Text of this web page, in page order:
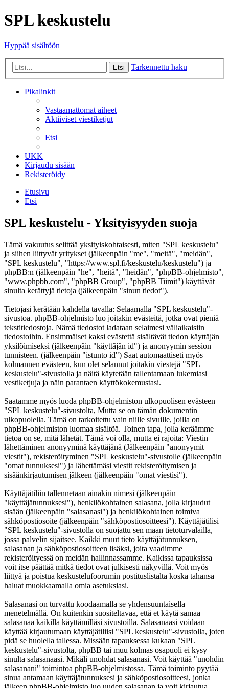
SPL keskustelu
Hyppää sisältöön
Etsi Tarkennettu haku
Pikalinkit
Vastaamattomat aiheet
Aktiiviset viestiketjut
Etsi
UKK
Kirjaudu sisään
Rekisteröidy
Etusivu
Etsi
SPL keskustelu - Yksityisyyden suoja
Tämä vakuutus selittää yksityiskohtaisesti, miten "SPL keskustelu"
ja siihen liittyvät yritykset (jälkeenpäin "me", "meitä", "meidän",
"SPL keskustelu", "https://www.spl.fi/keskustelu/keskustelu") ja
phpBB:n (jälkeenpäin "he", "heitä", "heidän", "phpBB-ohjelmisto",
"www.phpbb.com", "phpBB Group", "phpBB Tiimit") käyttävät
sinulta kerättyjä tietoja (jälkeenpäin "sinun tiedot").
Tietojasi kerätään kahdella tavalla: Selaamalla "SPL keskustelu"-
sivustoa. phpBB-ohjelmisto luo joitakin evästeitä, jotka ovat pieniä
tekstitiedostoja. Nämä tiedostot ladataan selaimesi väliaikaisiin
tiedostoihin. Ensimmäiset kaksi evästettä sisältävät tiedon käyttäjän
yksilöimiseksi (jälkeenpäin "käyttäjän id") ja anonyymin session
tunnisteen. (jälkeenpäin "istunto id") Saat automaattiseti myös
kolmannen evästeen, kun olet selannut joitakin viestejä "SPL
keskustelu"-sivustolla ja näitä käytetään tallentamaan lukemiasi
vestiketjuja ja näin parantaen käyttökokemustasi.
Saatamme myös luoda phpBB-ohjelmiston ulkopuolisen evästeen
"SPL keskustelu"-sivustolta, Mutta se on tämän dokumentin
ulkopuolella. Tämä on tarkoitettu vain niille sivuille, joilla on
phpBB-ohjelmiston luomaa sisältöä. Toinen tapa, jolla keräämme
tietoa on se, mitä lähetät. Tämä voi olla, mutta ei rajoita: Viestin
lähettäminen anonyyminä käyttäjänä (Jälkeenpäin "anonyymit
viestit"), rekisteröityminen "SPL keskustelu"-sivustolle (jälkeenpäin
"omat tunnuksesi") ja lähettämäsi viestit rekisteröitymisen ja
sisäänkirjautumisen jälkeen (jälkeenpäin "omat viestisi").
Käyttäjätiliin tallennetaan ainakin nimesi (jälkeenpäin
"käyttäjätunnuksesi"), henkilökohtainen salasana, jolla kirjaudut
sisään (jälkeenpäin "salasanasi") ja henkilökohtainen toimiva
sähköpostiosoite (jälkeenpäin "sähköpostiosoitteesi"). Käyttäjätilisi
"SPL keskustelu"-sivustolla on suojattu sen maan tietoturvalailla,
jossa palvelin sijaitsee. Kaikki muut tieto käyttäjätunnuksen,
salasanan ja sähköpostiosoitteen lisäksi, joita vaadimme
rekisteröityessä on meidän hallinnassamme. Kaikissa tapauksissa
voit itse päättää mitkä tiedot ovat julkisesti näkyvillä. Voit myös
liittyä ja poistua keskustelufoorumin postituslistalta koska tahansa
haluat muokkaamalla omia asetuksiasi.
Salasanasi on turvattu koodaamalla se yhdensuuntaisella
menetelmällä. On kuitenkin suositeltavaa, että et käytä samaa
salasanaa kaikilla käyttämilläsi sivustoilla. Salasanaasi voidaan
käyttää kirjautumaan käyttäjätiliisi "SPL keskustelu"-sivustolla, joten
pidä se huolella tallessa. Missään tapauksessa kukaan "SPL
keskustelu"-sivustolta, phpBB tai muu kolmas osapuoli ei kysy
sinulta salasanaasi. Mikäli unohdat salasanasi. Voit käyttää "unohdin
salasanani" toimintoa phpBB-ohjelmistossa. Tämä toiminto pyytää
sinua antamaan käyttäjätunnuksesi ja sähköpostiosoitteesi, jonka